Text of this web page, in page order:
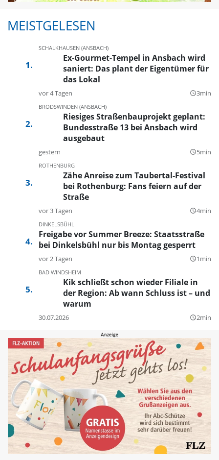
MEISTGELESEN
SCHALKHAUSEN (ANSBACH)
Ex-Gourmet-Tempel in Ansbach wird
saniert: Das plant der Eigentümer für
das Lokal
vor 4 Tagen query_builder3min
BRODSWINDEN (ANSBACH)
Riesiges Straßenbauprojekt geplant:
Bundesstraße 13 bei Ansbach wird
ausgebaut
gestern query_builder5min
ROTHENBURG
Zähe Anreise zum Taubertal-Festival
bei Rothenburg: Fans feiern auf der
Straße
vor 3 Tagen query_builder4min
DINKELSBÜHL
Freigabe vor Summer Breeze: Staatsstraße
bei Dinkelsbühl nur bis Montag gesperrt
vor 2 Tagen query_builder1min
BAD WINDSHEIM
Kik schließt schon wieder Filiale in
der Region: Ab wann Schluss ist – und
warum
30.07.2026 query_builder2min